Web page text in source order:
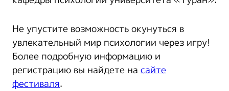
Не упустите возможность окунуться в
увлекательный мир психологии через игру!
Более подробную информацию и
регистрацию вы найдете на сайте
фестиваля.